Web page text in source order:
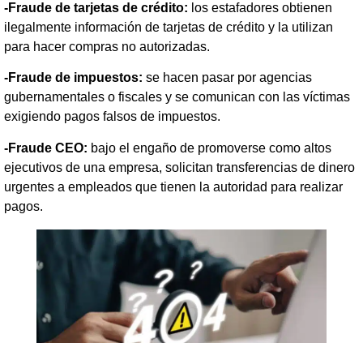
-Fraude de tarjetas de crédito: los estafadores obtienen
ilegalmente información de tarjetas de crédito y la utilizan
para hacer compras no autorizadas.
-Fraude de impuestos: se hacen pasar por agencias
gubernamentales o fiscales y se comunican con las víctimas
exigiendo pagos falsos de impuestos.
-Fraude CEO: bajo el engaño de promoverse como altos
ejecutivos de una empresa, solicitan transferencias de dinero
urgentes a empleados que tienen la autoridad para realizar
pagos.